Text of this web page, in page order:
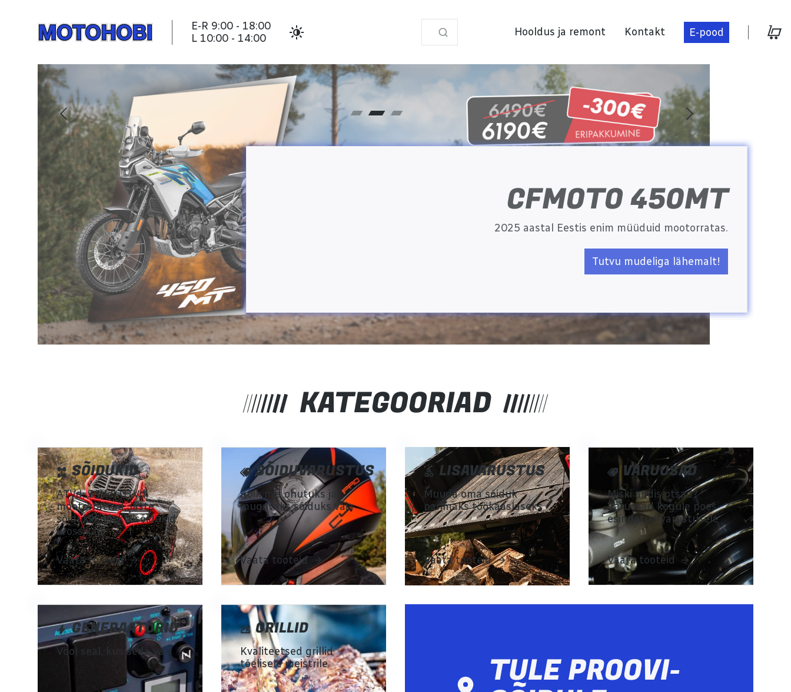
E-R 9:00 - 18:00
L 10:00 - 14:00
Hooldus ja remont Kontakt E-pood
Hooldus ja remont
E-R 9:00 - 18:00
L 10:00 - 14:00
Motohobi - Avaleht
CFMOTO 450MT
2025 aastal Eestis enim müüduid mootorratas.
Tutvu mudeliga lähemalt!
KATEGOORIAD
SÕIDUKID
ATVd, SSVd, UTVd,
mootorrattad, laste
sõidukid, elektrisõidukid,
krossikad
Vaata tooteid
SÕIDUVARUSTUS
Kõik mis ohutuks ja
mugavaks sõiduks vaja
Vaata tooteid
LISAVARUSTUS
Muuda oma sõiduk
parimaks töökaaslaseks
Vaata tooteid
VARUOSAD
Miski andis otsad?
Varuosad kogule poes
esindatud varustusele
Vaata tooteid
GENERAATORID
Vool seal, kus seda vaja
GRILLID
Kvaliteetsed grillid
tõelisele meistrile
TULE PROOVI­